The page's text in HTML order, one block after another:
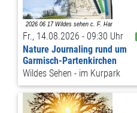
Fr., 14.08.2026 - 09:30 Uhr
Nature Journaling rund um
Garmisch-Partenkirchen
Wildes Sehen - im Kurpark